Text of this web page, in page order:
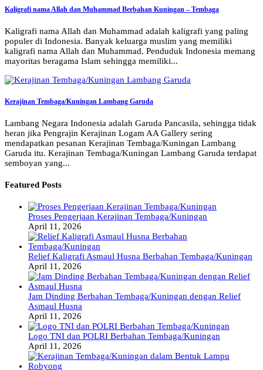
Kaligrafi nama Allah dan Muhammad Berbahan Kuningan – Tembaga
Kaligrafi nama Allah dan Muhammad adalah kaligrafi yang paling
populer di Indonesia. Banyak keluarga muslim yang memiliki
kaligrafi nama Allah dan Muhammad. Penduduk Indonesia memang
mayoritas beragama Islam sehingga memiliki...
Kerajinan Tembaga/Kuningan Lambang Garuda
Lambang Negara Indonesia adalah Garuda Pancasila, sehingga tidak
heran jika Pengrajin Kerajinan Logam AA Gallery sering
mendapatkan pesanan Kerajinan Tembaga/Kuningan Lambang
Garuda itu. Kerajinan Tembaga/Kuningan Lambang Garuda terdapat
semboyan yang...
Featured Posts
Proses Pengerjaan Kerajinan Tembaga/Kuningan
April 11, 2026
Relief Kaligrafi Asmaul Husna Berbahan Tembaga/Kuningan
April 11, 2026
Jam Dinding Berbahan Tembaga/Kuningan dengan Relief
Asmaul Husna
April 11, 2026
Logo TNI dan POLRI Berbahan Tembaga/Kuningan
April 11, 2026